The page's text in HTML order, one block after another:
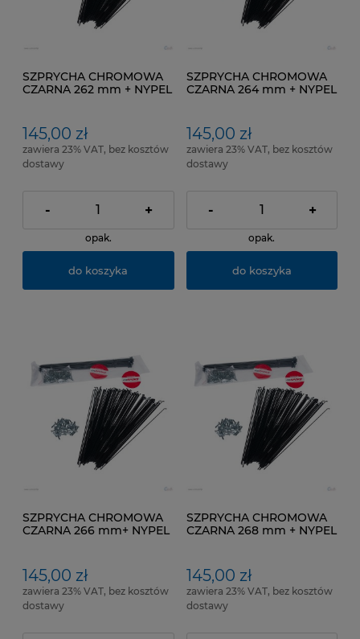
SZPRYCHA CHROMOWA
CZARNA 262 mm + NYPEL
145,00 zł
zawiera 23% VAT, bez kosztów
dostawy
- +
opak.
do koszyka
SZPRYCHA CHROMOWA
CZARNA 264 mm + NYPEL
145,00 zł
zawiera 23% VAT, bez kosztów
dostawy
- +
opak.
do koszyka
SZPRYCHA CHROMOWA
CZARNA 266 mm+ NYPEL
145,00 zł
zawiera 23% VAT, bez kosztów
dostawy
SZPRYCHA CHROMOWA
CZARNA 268 mm + NYPEL
145,00 zł
zawiera 23% VAT, bez kosztów
dostawy